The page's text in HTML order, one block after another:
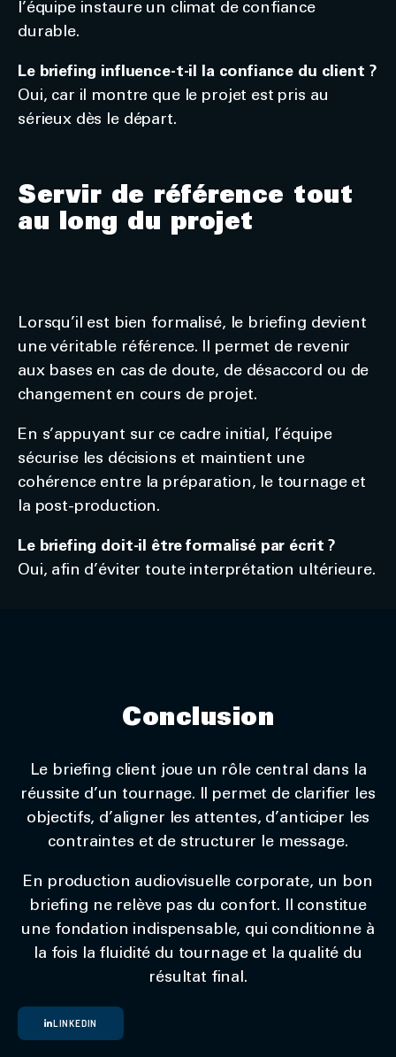
l’équipe instaure un climat de confiance
durable.
Le briefing influence-t-il la confiance du client ?
Oui, car il montre que le projet est pris au
sérieux dès le départ.
Servir de référence tout
au long du projet
Lorsqu’il est bien formalisé, le briefing devient
une véritable référence. Il permet de revenir
aux bases en cas de doute, de désaccord ou de
changement en cours de projet.
En s’appuyant sur ce cadre initial, l’équipe
sécurise les décisions et maintient une
cohérence entre la préparation, le tournage et
la post-production.
Le briefing doit-il être formalisé par écrit ?
Oui, afin d’éviter toute interprétation ultérieure.
Conclusion
Le briefing client joue un rôle central dans la
réussite d’un tournage. Il permet de clarifier les
objectifs, d’aligner les attentes, d’anticiper les
contraintes et de structurer le message.
En production audiovisuelle corporate, un bon
briefing ne relève pas du confort. Il constitue
une fondation indispensable, qui conditionne à
la fois la fluidité du tournage et la qualité du
résultat final.
LINKEDIN